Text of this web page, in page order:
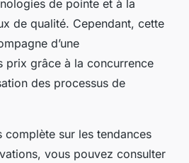
de pointe et à la
de qualité. Cependant, cette
d’une
prix grâce à la concurrence
des processus de
complète sur les tendances
vous pouvez consulter